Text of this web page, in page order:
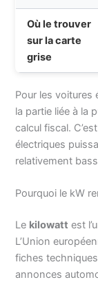
Où le trouver
sur la carte
grise
Pour les voitures
la partie liée à la
calcul fiscal.
électriques
relativement
Pourquoi le kW
Le kilowatt est
L’Union
fiches
annonces